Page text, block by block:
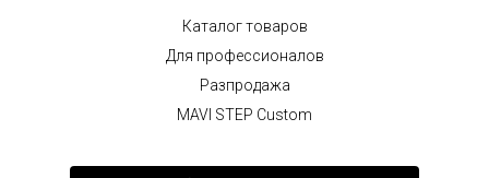
Каталог товаров
Для профессионалов
Разпродажа
MAVI STEP Custom